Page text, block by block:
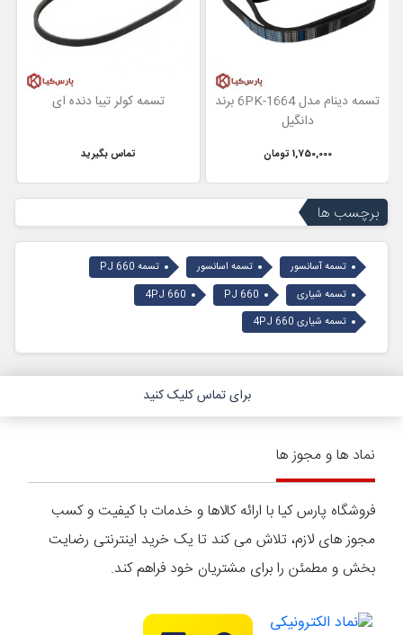
تسمه دینام مدل 6PK-1664 برند
دانگیل
1,750,000 تومان
تسمه کولر تیبا دنده ای
تماس بگیرید
برچسب ها
تسمه آسانسور تسمه اسانسور
تسمه PJ 660
تسمه شیاری
PJ 660
4PJ 660
تسمه شیاری 4PJ 660
برای تماس کلیک کنید
نماد ها و مجوز ها
فروشگاه پارس کیا با ارائه کالاها و خدمات با کیفیت و کسب
مجوز های لازم، تلاش می کند تا یک خرید اینترنتی رضایت
بخش و مطمئن را برای مشتریان خود فراهم کند.